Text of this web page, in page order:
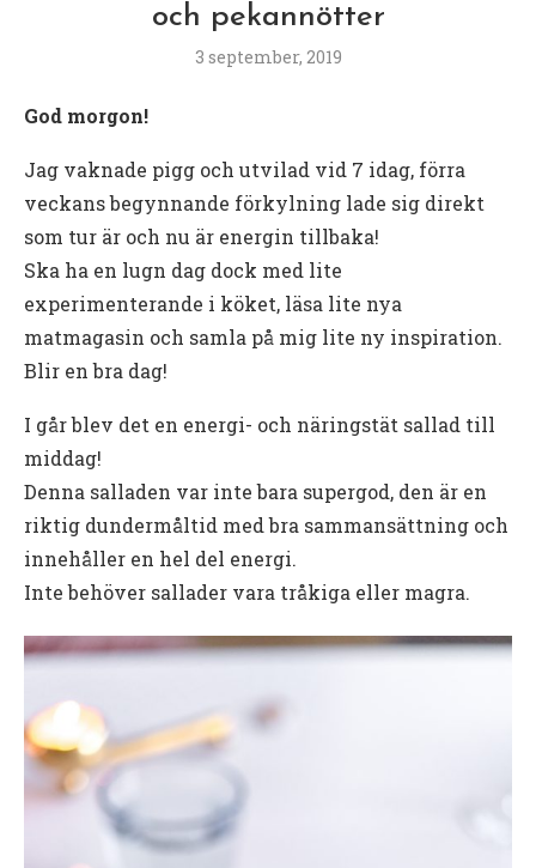
och pekannötter
3 september, 2019
God morgon!
Jag vaknade pigg och utvilad vid 7 idag, förra
veckans begynnande förkylning lade sig direkt
som tur är och nu är energin tillbaka!
Ska ha en lugn dag dock med lite
experimenterande i köket, läsa lite nya
matmagasin och samla på mig lite ny inspiration.
Blir en bra dag!
I går blev det en energi- och näringstät sallad till
middag!
Denna salladen var inte bara supergod, den är en
riktig dundermåltid med bra sammansättning och
innehåller en hel del energi.
Inte behöver sallader vara tråkiga eller magra.